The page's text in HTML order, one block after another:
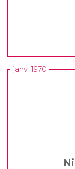
janv. 1970